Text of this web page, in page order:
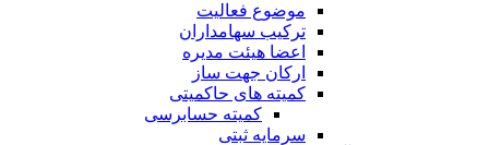
موضوع فعالیت
ترکیب سهامداران
اعضا هیئت مدیره
ارکان جهت ساز
کمیته های حاکمیتی
کمیته حسابرسی
سرمایه ثبتی